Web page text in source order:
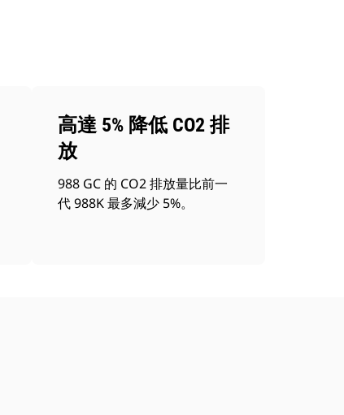
高達 5% 降低 CO2 排
放
988 GC 的 CO2 排放量比前一
代 988K 最多減少 5%。